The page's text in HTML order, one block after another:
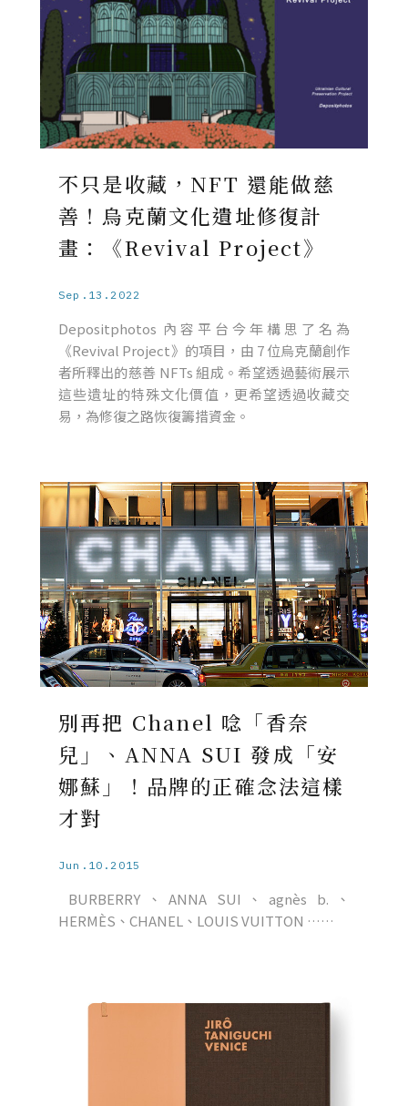
不只是收藏，NFT 還能做慈
善！烏克蘭文化遺址修復計
畫：《Revival Project》
Sep.13.2022
Depositphotos 內容平台今年構思了名為
《Revival Project》的項目，由 7 位烏克蘭創作
者所釋出的慈善 NFTs 組成。希望透過藝術展示
這些遺址的特殊文化價值，更希望透過收藏交
易，為修復之路恢復籌措資金。
別再把 Chanel 唸「香奈
兒」、ANNA SUI 發成「安
娜蘇」！品牌的正確念法這樣
才對
Jun.10.2015
BURBERRY、ANNA SUI、agnès b.、
HERMÈS、CHANEL、LOUIS VUITTON ……